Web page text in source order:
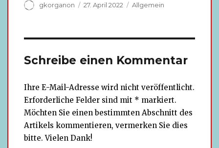
Autor
gkorganon
Veröffentlicht
27. April 2022 Kategorien
Allgemein
Schreibe einen Kommentar
Ihre E-Mail-Adresse wird nicht veröffentlicht.
Erforderliche Felder sind mit * markiert.
Möchten Sie einen bestimmten Abschnitt des
Artikels kommentieren, vermerken Sie dies
bitte. Vielen Dank!